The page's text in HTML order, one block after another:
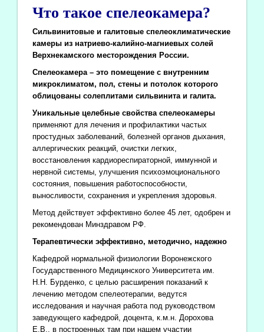
Что такое спелеокамера?
Сильвинитовые и галитовые спелеоклиматические
камеры из натриево-калийно-магниевых солей
Верхнекамского месторождения России.
Спелеокамера – это помещение с внутренним
микроклиматом, пол, стены и потолок которого
облицованы солеплитами сильвинита и галита.
Уникальные целебные свойства спелеокамеры
применяют для лечения и профилактики частых
простудных заболеваний, болезней органов дыхания,
аллергических реакций, очистки легких,
восстановления кардиореспираторной, иммунной и
нервной системы, улучшения психоэмоционального
состояния, повышения работоспособности,
выносливости, сохранения и укрепления здоровья.
Метод действует эффективно более 45 лет, одобрен и
рекомендован Минздравом РФ.
Терапевтически эффективно, методично, надежно
Кафедрой нормальной физиологии Воронежского
Государственного Медицинского Университета им.
Н.Н. Бурденко, с целью расширения показаний к
лечению методом спелеотерапии, ведутся
исследования и научная работа под руководством
заведующего кафедрой, доцента, к.м.н. Дорохова
Е.В., в построенных там при нашем участии